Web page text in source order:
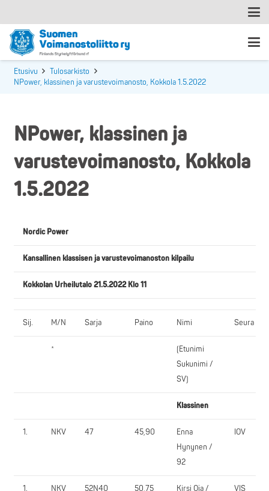
Etusivu
Tulosarkisto
NPower, klassinen ja varustevoimanosto, Kokkola 1.5.2022
NPower, klassinen ja
varustevoimanosto, Kokkola
1.5.2022
Nordic Power
Kansallinen klassisen ja varustevoimanoston kilpailu
Kokkolan Urheilutalo 21.5.2022 Klo 11
Sij. M/N Sarja Paino Nimi Seura
*
(Etunimi
Sukunimi /
SV)
Klassinen
1. NKV 47 45,90
Enna
Hynynen /
92
IOV
1. NKV 52N40 50,75
Kirsi Oja /
VIS